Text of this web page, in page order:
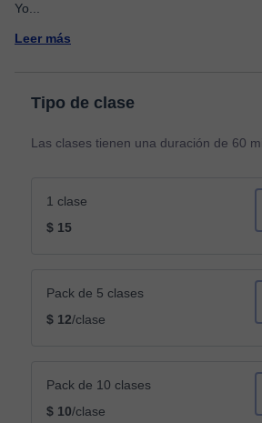
Yo
Leer más
Tipo de clase
Las clases tienen una duración de 60
1 clase
$ 15
Pack de 5 clases
$ 12/clase
Pack de 10 clases
$ 10/clase